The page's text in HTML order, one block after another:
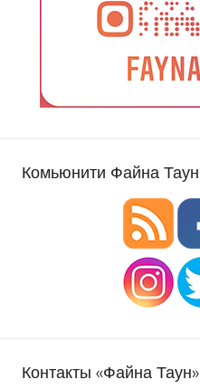
Комьюнити Файна Таун
Контакты «Файна Таун»